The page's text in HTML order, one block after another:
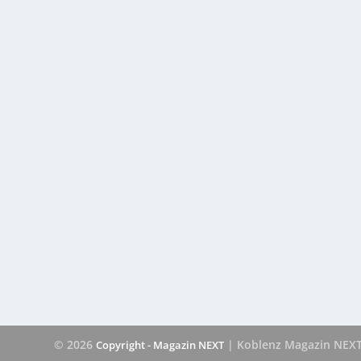
© 2026 Copyright - Magazin NEXT | Koblenz Magazin